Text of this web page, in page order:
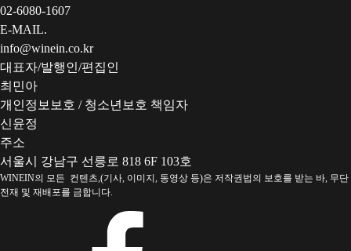
02-6080-1607
E-MAIL.
info@winein.co.kr
대표자/발행인/편집인
최민아
개인정보보호 / 청소년보호 책임자
신윤정
주소
서울시 강남구 선릉로 818 6F 103호
WINEIN의 모든 컨텐츠,(기사, 이미지, 동영상 등)은 저작권법의 보호를 받는 바, 무단
전재 및 재배포를 금합니다.